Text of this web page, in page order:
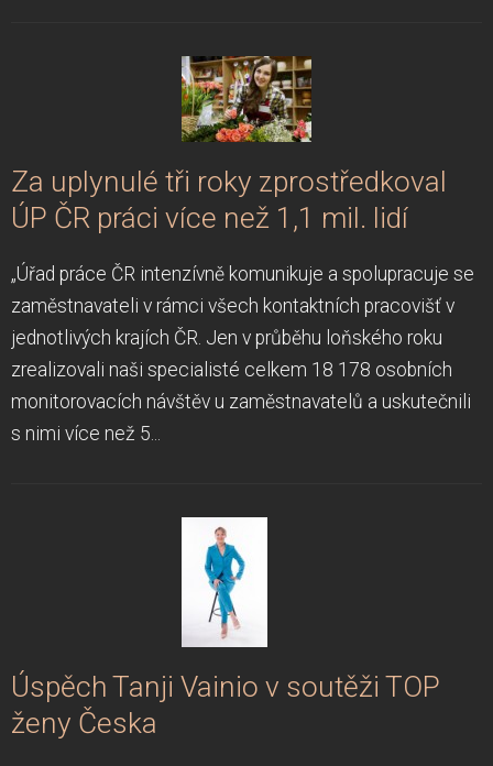
Za uplynulé tři roky zprostředkoval
ÚP ČR práci více než 1,1 mil. lidí
„Úřad práce ČR intenzívně komunikuje a spolupracuje se
zaměstnavateli v rámci všech kontaktních pracovišť v
jednotlivých krajích ČR. Jen v průběhu loňského roku
zrealizovali naši specialisté celkem 18 178 osobních
monitorovacích návštěv u zaměstnavatelů a uskutečnili
s nimi více než 5...
Úspěch Tanji Vainio v soutěži TOP
ženy Česka